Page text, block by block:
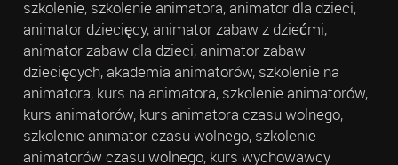
szkolenie, szkolenie animatora, animator dla dzieci,
animator dziecięcy, animator zabaw z dziećmi,
animator zabaw dla dzieci, animator zabaw
dziecięcych, akademia animatorów, szkolenie na
animatora, kurs na animatora, szkolenie animatorów,
kurs animatorów, kurs animatora czasu wolnego,
szkolenie animator czasu wolnego, szkolenie
animatorów czasu wolnego, kurs wychowawcy